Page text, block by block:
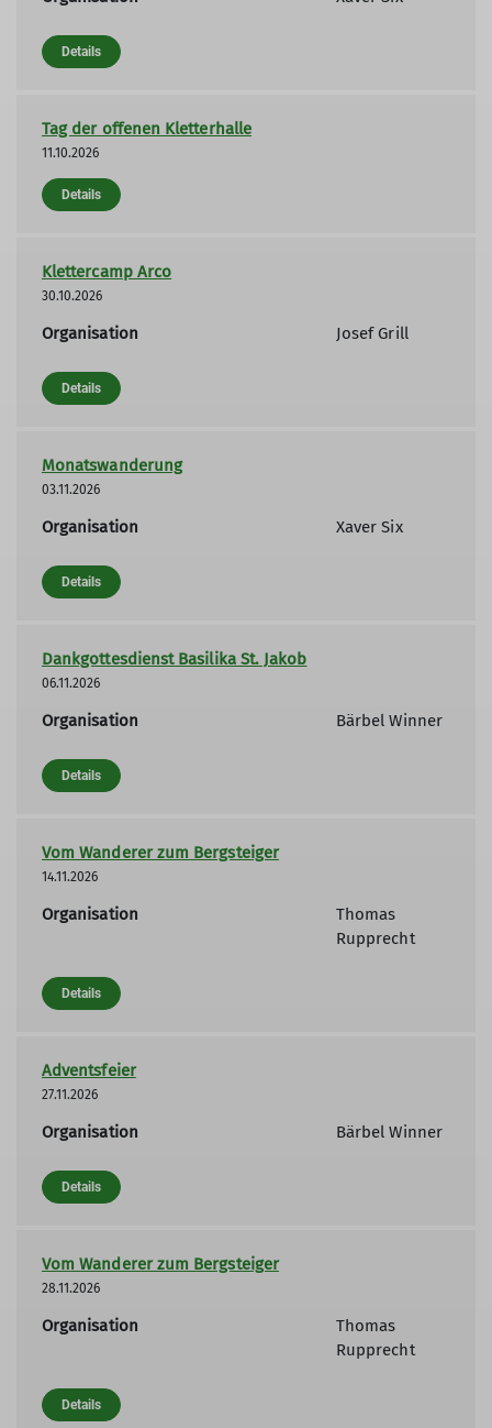
Details
Tag der offenen Kletterhalle
11.10.2026
Details
Klettercamp Arco
30.10.2026
Organisation Josef Grill
Details
Monatswanderung
03.11.2026
Organisation Xaver Six
Details
Dankgottesdienst Basilika St. Jakob
06.11.2026
Organisation Bärbel Winner
Details
Vom Wanderer zum Bergsteiger
14.11.2026
Organisation
Thomas
Rupprecht
Details
Adventsfeier
27.11.2026
Organisation Bärbel Winner
Details
Vom Wanderer zum Bergsteiger
28.11.2026
Organisation
Thomas
Rupprecht
Details